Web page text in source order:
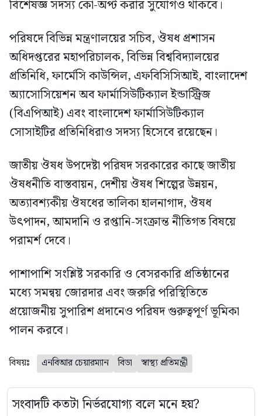
বিশেষজ্ঞ সদস্য কো-অপ্ট করার সুযোগও থাকবে।
পরিষদে বিভিন্ন মন্ত্রণালয়ের সচিব, ঔষধ প্রশাসন
অধিদপ্তরের মহাপরিচালক, বিভিন্ন বিশ্ববিদ্যালয়ের
প্রতিনিধি, ফার্মেসি কাউন্সিল, এফবিসিসিআই, বাংলাদেশ
অ্যাসোসিয়েশন অব ফার্মাসিউটিক্যাল ইন্ডাস্ট্রিজ
(বিএপিআই) এবং বাংলাদেশ ফার্মাসিউটিক্যাল
সোসাইটির প্রতিনিধিরাও সদস্য হিসেবে রয়েছেন।
জাতীয় ঔষধ উপদেষ্টা পরিষদ সরকারের কাছে জাতীয়
ঔষধনীতি বাস্তবায়ন, দেশীয় ঔষধ শিল্পের উন্নয়ন,
অত্যাবশ্যকীয় ঔষধের তালিকা হালনাগাদ, ঔষধ
উৎপাদন, আমদানি ও রপ্তানি-সংক্রান্ত নীতিগত বিষয়ে
পরামর্শ দেবে।
পাশাপাশি সংশ্লিষ্ট সরকারি ও বেসরকারি প্রতিষ্ঠানের
মধ্যে সমন্বয় জোরদার এবং জরুরি পরিস্থিতিতে
প্রয়োজনীয় সুপারিশ প্রদানেও পরিষদ গুরুত্বপূর্ণ ভূমিকা
পালন করবে।
বিষয়ঃ এনবিআর চেয়ারম্যান বিডা স্বাস্থ্য প্রতিমন্ত্রী
সংবাদটি কতটা নির্ভরযোগ্য বলে মনে হয়?